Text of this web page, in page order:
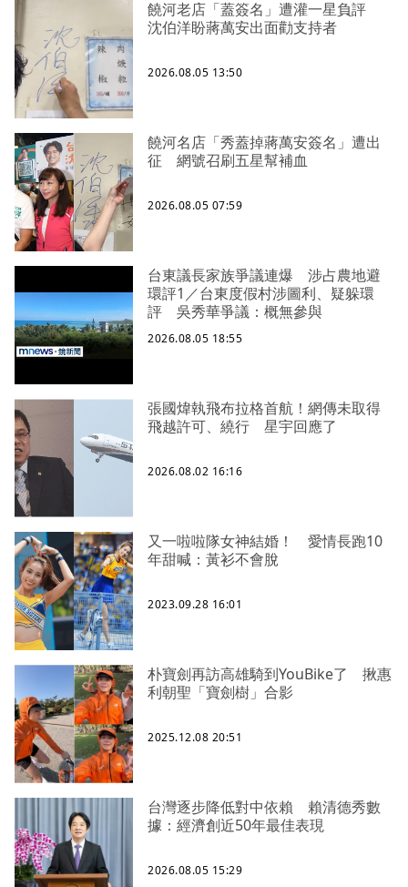
饒河老店「蓋簽名」遭灌一星負評
沈伯洋盼蔣萬安出面勸支持者
2026.08.05 13:50
饒河名店「秀蓋掉蔣萬安簽名」遭出
征 網號召刷五星幫補血
2026.08.05 07:59
台東議長家族爭議連爆 涉占農地避
環評1／台東度假村涉圖利、疑躲環
評 吳秀華爭議：概無參與
2026.08.05 18:55
張國煒執飛布拉格首航！網傳未取得
飛越許可、繞行 星宇回應了
2026.08.02 16:16
又一啦啦隊女神結婚！ 愛情長跑10
年甜喊：黃衫不會脫
2023.09.28 16:01
朴寶劍再訪高雄騎到YouBike了 揪惠
利朝聖「寶劍樹」合影
2025.12.08 20:51
台灣逐步降低對中依賴 賴清德秀數
據：經濟創近50年最佳表現
2026.08.05 15:29